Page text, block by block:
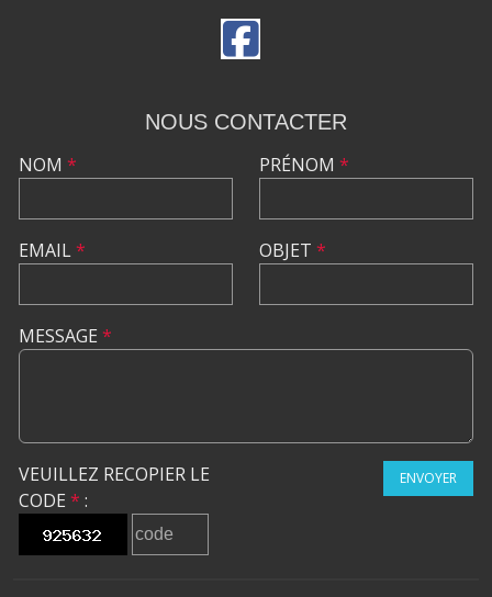
NOUS CONTACTER
NOM *
EMAIL*
PRÉNOM *
OBJET *
MESSAGE *
VEUILLEZ RECOPIER LE
CODE * :
ENVOYER